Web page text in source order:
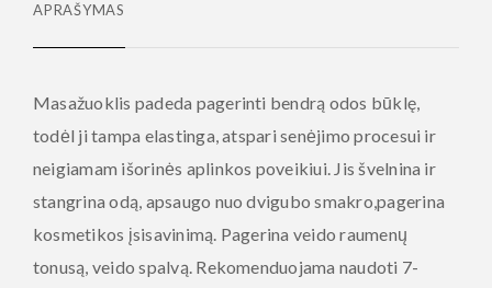
APRAŠYMAS
Masažuoklis padeda pagerinti bendrą odos būklę,
todėl ji tampa elastinga, atspari senėjimo procesui ir
neigiamam išorinės aplinkos poveikiui. Jis švelnina ir
stangrina odą, apsaugo nuo dvigubo smakro,pagerina
kosmetikos įsisavinimą. Pagerina veido raumenų
tonusą, veido spalvą. Rekomenduojama naudoti 7-